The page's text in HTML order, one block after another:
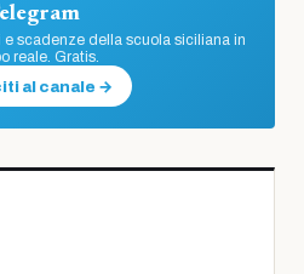
scadenze della scuola siciliana in
reale. Gratis.
al canale →